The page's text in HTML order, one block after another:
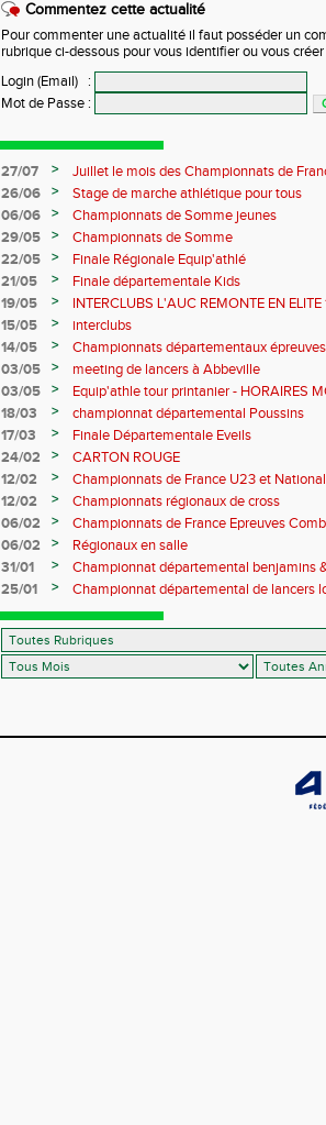
Commentez cette actualité
Pour commenter une actualité il faut posséder un
rubrique ci-dessous pour vous identifier ou vous
Login (Email)
:
Mot de Passe :
27/07 >
Juillet le mois des Championnats de
des Samariens
26/06 >
Stage de marche athlétique pour tous
06/06
>
Championnats de Somme jeunes
29/05
>
Championnats de Somme
22/05
>
Finale Régionale Equip'athlé
21/05
>
Finale départementale Kids
19/05
>
INTERCLUBS L'AUC REMONTE EN ELITE
15/05
>
interclubs
14/05
>
Championnats départementaux
benjamins&minimes
03/05 >
meeting de lancers à Abbeville
03/05
>
Equip'athle tour printanier - HORAIRES
18/03
>
championnat départemental Poussins
17/03
>
Finale Départementale Eveils
24/02
>
CARTON ROUGE
12/02
>
Championnats de France U23 et
12/02
>
Championnats régionaux de cross
06/02
>
Championnats de France Epreuves
06/02
>
Régionaux en salle
31/01
>
Championnat départemental benjamins
MODIFIES
25/01 > Championnat départemental de lancers